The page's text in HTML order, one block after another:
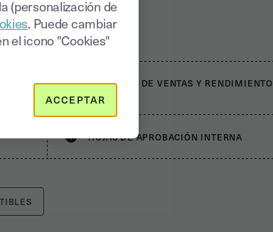
INFORMES DE VENTAS Y RENDIMIENTO
HOJAS DE APROBACIÓN INTERNA
(personalización de
. Puede cambiar
el icono "Cookies"
ACCEPTAR